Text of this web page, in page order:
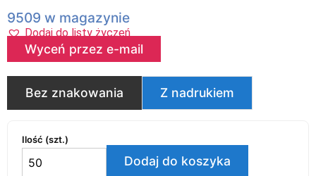
9509 w magazynie
Dodaj do listy życzeń
Wyceń przez e-mail
Bez znakowania Z nadrukiem
Ilość (szt.)
Dodaj do koszyka